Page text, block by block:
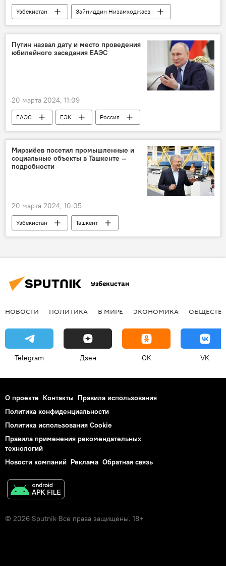
Узбекистан
Зайниддин Низамходжаев
нагрудный знак
президент Узбекистана
Шавкат Мирзиёев
Общество
Путин назвал дату и место проведения
юбилейного заседания ЕАЭС
20 марта 2024, 11:09
ЕАЭС ЕЭК
Россия
Москва
Владимир Путин БРИКС
Мирзиёев посетил промышленные и
социальные объекты в Ташкенте —
подробности
20 марта 2024, 10:05
Узбекистан
Ташкент
Шавкат Мирзиёев
Общество
Узбекистан
НОВОСТИ ПОЛИТИКА В МИРЕ ЭКОНОМИКА
Telegram Дзен OK VK
О проекте Контакты Правила использования
Политика конфиденциальности
Политика использования Cookie
Правила применения рекомендательных
технологий
Новости компаний Реклама Обратная связь
© 2026 Sputnik Все права защищены. 18+